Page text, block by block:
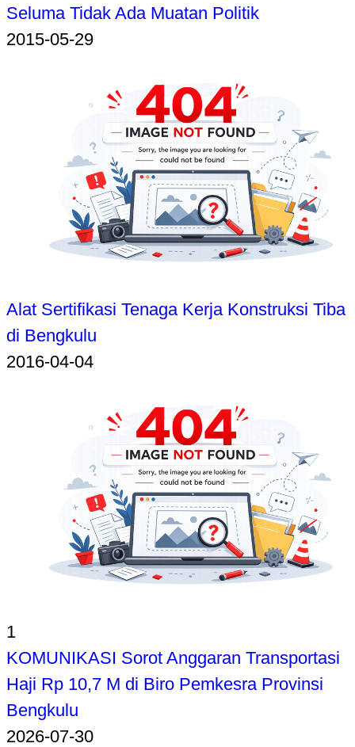
Seluma Tidak Ada Muatan Politik
2015-05-29
Alat Sertifikasi Tenaga Kerja Konstruksi Tiba
di Bengkulu
2016-04-04
1
KOMUNIKASI Sorot Anggaran Transportasi
Haji Rp 10,7 M di Biro Pemkesra Provinsi
Bengkulu
2026-07-30